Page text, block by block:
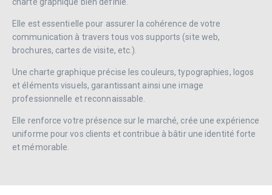
Elle est essentielle pour assurer la cohérence de votre
communication à travers tous vos supports (site web,
brochures, cartes de visite, etc.).
Une charte graphique précise les couleurs, typographies, logos
et éléments visuels, garantissant ainsi une image
professionnelle et reconnaissable.
Elle renforce votre présence sur le marché, crée une expérience
uniforme pour vos clients et contribue à bâtir une identité forte
et mémorable.